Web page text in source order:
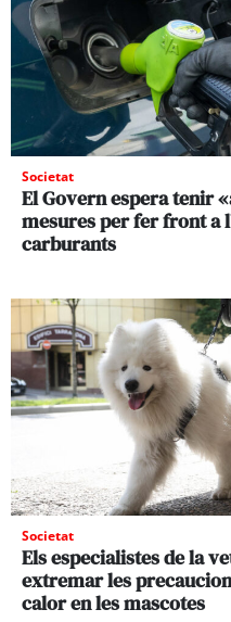
Societat
El Govern espera tenir
mesures per fer front a
carburants
Societat
Els especialistes de la
extremar les
calor en les mascotes